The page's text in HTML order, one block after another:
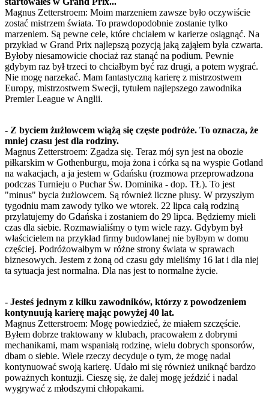
Magnus Zetterstroem: Moim marzeniem zawsze było oczywiście
zostać mistrzem świata. To prawdopodobnie zostanie tylko
marzeniem. Są pewne cele, które chciałem w karierze osiągnąć. Na
przykład w Grand Prix najlepszą pozycją jaką zająłem była czwarta.
Byłoby niesamowicie chociaż raz stanąć na podium. Pewnie
gdybym raz był trzeci to chciałbym być raz drugi, a potem wygrać.
Nie mogę narzekać. Mam fantastyczną karierę z mistrzostwem
Europy, mistrzostwem Swecji, tytułem najlepszego zawodnika
Premier League w Anglii.
- Z byciem żużlowcem wiążą się częste podróże. To oznacza, że
mniej czasu jest dla rodziny.
Magnus Zetterstroem: Zgadza się. Teraz mój syn jest na obozie
piłkarskim w Gothenburgu, moja żona i córka są na wyspie Gotland
na wakacjach, a ja jestem w Gdańsku (rozmowa przeprowadzona
podczas Turnieju o Puchar Św. Dominika - dop. TŁ). To jest
"minus" bycia żużlowcem. Są również liczne plusy. W przyszłym
tygodniu mam zawody tylko we wtorek. 22 lipca całą rodziną
przylatujemy do Gdańska i zostaniem do 29 lipca. Będziemy mieli
czas dla siebie. Rozmawialiśmy o tym wiele razy. Gdybym był
właścicielem na przykład firmy budowlanej nie byłbym w domu
częściej. Podróżowałbym w różne strony świata w sprawach
biznesowych. Jestem z żoną od czasu gdy mieliśmy 16 lat i dla niej
ta sytuacja jest normalna. Dla nas jest to normalne życie.
- Jesteś jednym z kilku zawodników, którzy z powodzeniem
kontynuują karierę mając powyżej 40 lat.
Magnus Zetterstroem: Mogę powiedzieć, że miałem szczęście.
Byłem dobrze traktowany w klubach, pracowałem z dobrymi
mechanikami, mam wspaniałą rodzinę, wielu dobrych sponsorów,
dbam o siebie. Wiele rzeczy decyduje o tym, że mogę nadal
kontynuować swoją karierę. Udało mi się również uniknąć bardzo
poważnych kontuzji. Cieszę się, że dalej mogę jeździć i nadal
wygrywać z młodszymi chłopakami.